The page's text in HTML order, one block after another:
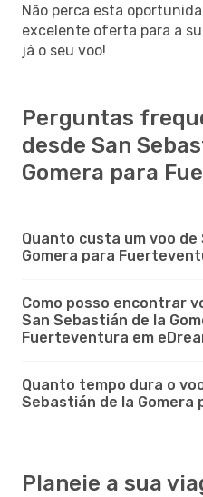
Não perca esta
excelente oferta para a
já o seu voo!
Perguntas
desde San
Gomera para
Quanto custa um voo
Gomera para
Como posso encontrar
San Sebastián de la
Fuerteventura em
Quanto tempo dura o
Sebastián de la
Planeie a sua